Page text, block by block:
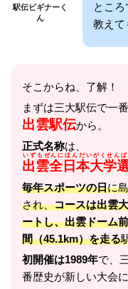
駅伝ビギナーく
ん
とこ
教えて
そこからね、了解！
まずは三大駅伝で一
出雲駅伝から。
正式名称は、
出雲全日本大学
いずもぜんにほんだいがくせん
毎年スポーツの日に
され、コースは出雲
ートし、出雲ドーム
間（45.1km）を走る
初開催は1989年で、
番歴史が新しい大会